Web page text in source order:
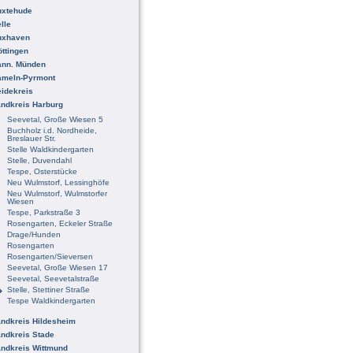
Münden
Pyrmont
Harburg
Seevetal, Große Wiesen 5
Buchholz i.d. Nordheide,
Breslauer Str.
Stelle Waldkindergarten
Stelle, Duvendahl
Tespe, Osterstücke
Neu Wulmstorf, Lessinghöfe
Neu Wulmstorf, Wulmstorfer
Wiesen
Tespe, Parkstraße 3
Rosengarten, Eckeler Straße
Drage/Hunden
Rosengarten
Rosengarten/Sieversen
Seevetal, Große Wiesen 17
Seevetal, Seevetalstraße
Stelle, Stettiner Straße
Tespe Waldkindergarten
Hildesheim
Stade
Wittmund